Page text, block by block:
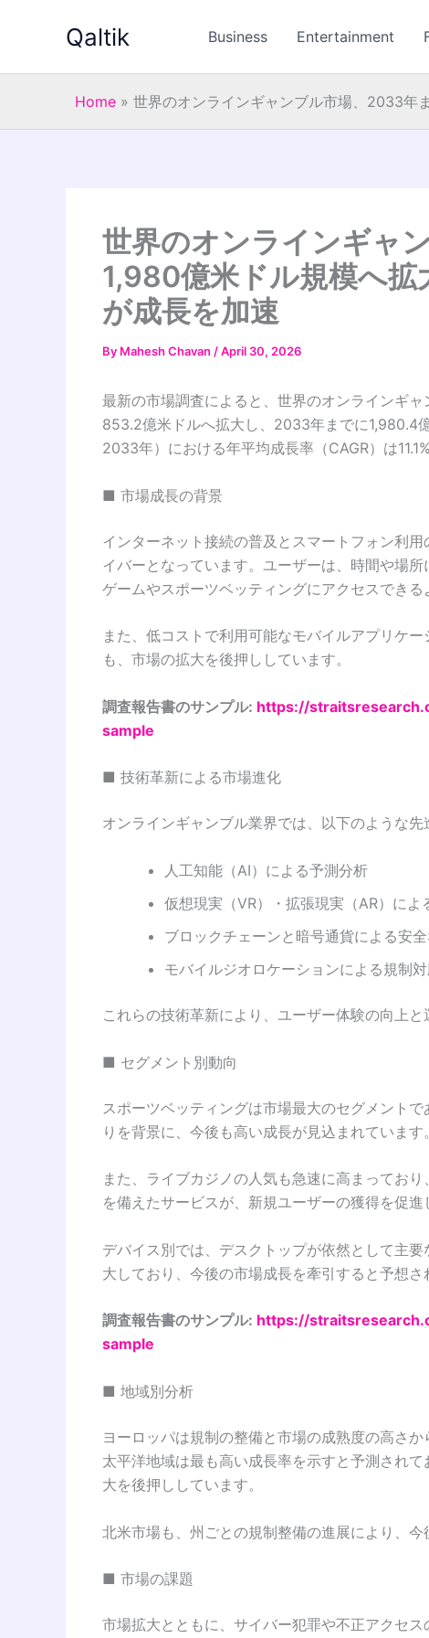
Qaltik Business Entertainment
Home » 世界のオンラインギャンブル市場、2033年
世界のオンラインギャ
1,980億米ドル規模へ
が成長を加速
By Mahesh Chavan /April 30, 2026
最新の市場調査によると、世界のオンラインギ
853.2億米ドルへ拡大し、2033年までに1,980.4
2033年）における年平均成長率（CAGR）は
■ 市場成長の背景
インターネット接続の普及とスマートフォン利
イバーとなっています。ユーザーは、時間や場
ゲームやスポーツベッティングにアクセスできる
また、低コストで利用可能なモバイルアプリケ
も、市場の拡大を後押ししています。
調査報告書のサンプル: https://
sample
■ 技術革新による市場進化
オンラインギャンブル業界では、以下のような先
人工知能（AI）による予測分析
仮想現実（VR）・拡張現実（AR）によ
ブロックチェーンと暗号通貨による安全
モバイルジオロケーションによる規制
これらの技術革新により、ユーザー体験の向上と
■ セグメント別動向
スポーツベッティングは市場最大のセグメント
りを背景に、今後も高い成長が見込まれています。
また、ライブカジノの人気も急速に高まってお
を備えたサービスが、新規ユーザーの獲得を促進
デバイス別では、デスクトップが依然として主
大しており、今後の市場成長を牽引すると予想さ
調査報告書のサンプル: https://
sample
■ 地域別分析
ヨーロッパは規制の整備と市場の成熟度の高さ
太平洋地域は最も高い成長率を示すと予測され
大を後押ししています。
北米市場も、州ごとの規制整備の進展により、今
■ 市場の課題
市場拡大とともに、サイバー犯罪や不正アクセ